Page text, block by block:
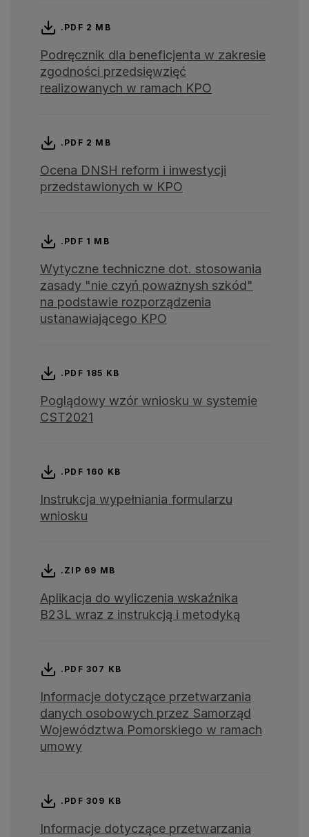
.PDF 2 MB
Podręcznik dla beneficjenta w zakresie
zgodności przedsięwzięć
realizowanych w ramach KPO
.PDF 2 MB
Ocena DNSH reform i inwestycji
przedstawionych w KPO
.PDF 1 MB
Wytyczne techniczne dot. stosowania
zasady "nie czyń poważnysh szkód"
na podstawie rozporządzenia
ustanawiającego KPO
.PDF 185 KB
Poglądowy wzór wniosku w systemie
CST2021
.PDF 160 KB
Instrukcja wypełniania formularzu
wniosku
.ZIP 69 MB
Aplikacja do wyliczenia wskaźnika
B23L wraz z instrukcją i metodyką
.PDF 307 KB
Informacje dotyczące przetwarzania
danych osobowych przez Samorząd
Województwa Pomorskiego w ramach
umowy
.PDF 309 KB
Informacje dotyczące przetwarzania